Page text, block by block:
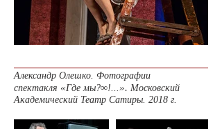
Александр Олешко. Фотографии
спектакля «Где мы?∞!... ». Московский
Академический Театр Сатиры. 2018 г.